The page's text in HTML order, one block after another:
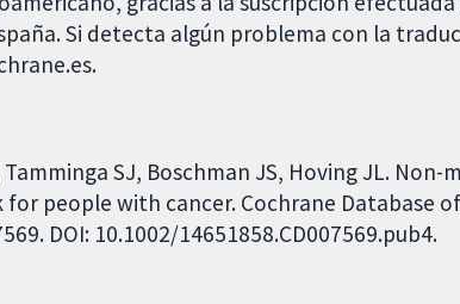
Si detecta algún problema con la
Tamminga SJ, Boschman JS, Hoving JL.
people with cancer. Cochrane Database of
DOI: 10.1002/14651858.CD007569.pub4.